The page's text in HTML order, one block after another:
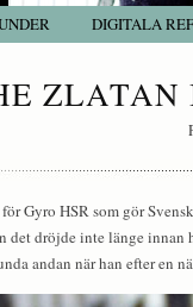
DIGITALA
ZLATAN
Gyro HSR som gör
det dröjde inte länge
andan när han efter en